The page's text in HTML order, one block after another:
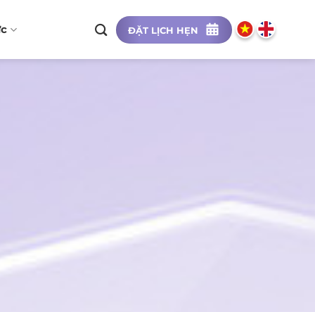
ĐẶT LỊCH HẸN